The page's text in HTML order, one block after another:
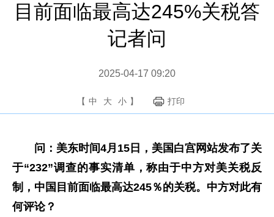
目前面临最高达245%关税答
记者问
2025-04-17 09:20
【 中 大 小 】 打印
问：美东时间4月15日，美国白宫网站发布了关
于“232”调查的事实清单，称由于中方对美关税反
制，中国目前面临最高达245％的关税。中方对此有
何评论？